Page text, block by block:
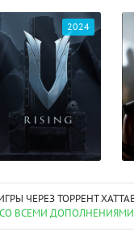
2024
ЧЕРЕЗ ТОРРЕНТ
СО ВСЕМИ ДОПОЛНЕНИЯМИ